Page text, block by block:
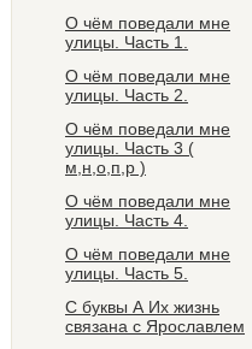
О чём поведали мне
улицы. Часть 1.
О чём поведали мне
улицы. Часть 2.
О чём поведали мне
улицы. Часть 3 (
м,н,о,п,р )
О чём поведали мне
улицы. Часть 4.
О чём поведали мне
улицы. Часть 5.
С буквы А Их жизнь
связана с Ярославлем